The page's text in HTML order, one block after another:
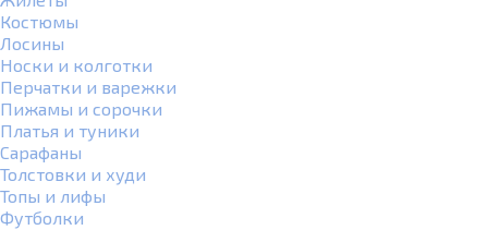
Костюмы
Лосины
Носки и колготки
Перчатки и варежки
Пижамы и сорочки
Платья и туники
Сарафаны
Толстовки и худи
Топы и лифы
Футболки